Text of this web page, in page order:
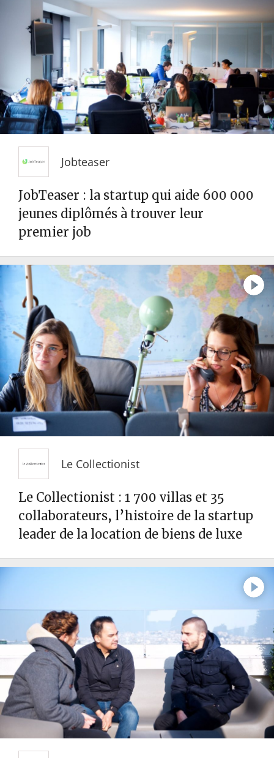
Jobteaser
JobTeaser : la startup qui aide 600 000
jeunes diplômés à trouver leur
premier job
Le Collectionist
Le Collectionist : 1 700 villas et 35
collaborateurs, l’histoire de la startup
leader de la location de biens de luxe